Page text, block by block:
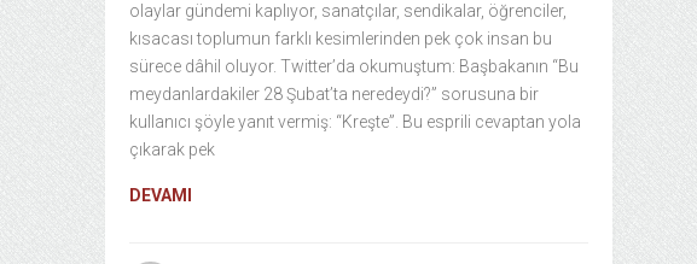
olaylar gündemi kaplıyor, sanatçılar, sendikalar, öğrenciler,
kısacası toplumun farklı kesimlerinden pek çok insan bu
sürece dâhil oluyor. Twitter’da okumuştum: Başbakanın “Bu
meydanlardakiler 28 Şubat’ta neredeydi?” sorusuna bir
kullanıcı şöyle yanıt vermiş: “Kreşte”. Bu esprili cevaptan yola
çıkarak pek
DEVAMI